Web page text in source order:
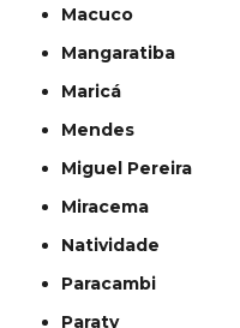
Macuco
Mangaratiba
Maricá
Mendes
Miguel Pereira
Miracema
Natividade
Paracambi
Paraty